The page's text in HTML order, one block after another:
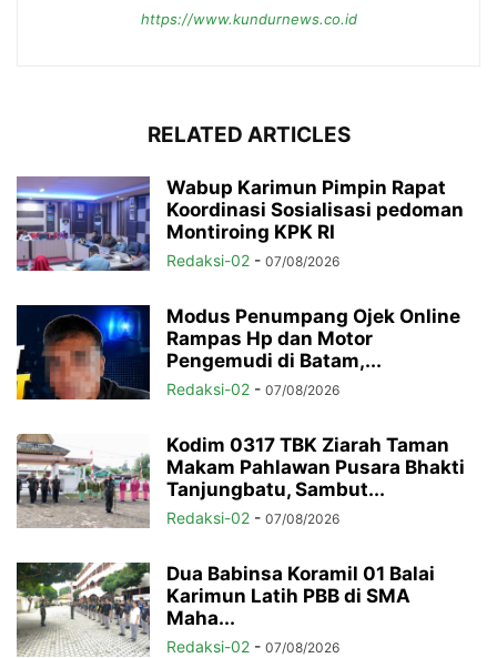
https://www.kundurnews.co.id
RELATED ARTICLES
Wabup Karimun Pimpin Rapat
Koordinasi Sosialisasi pedoman
Montiroing KPK RI
Redaksi-02 - 07/08/2026
Modus Penumpang Ojek Online
Rampas Hp dan Motor
Pengemudi di Batam,...
Redaksi-02 - 07/08/2026
Kodim 0317 TBK Ziarah Taman
Makam Pahlawan Pusara Bhakti
Tanjungbatu, Sambut...
Redaksi-02 - 07/08/2026
Dua Babinsa Koramil 01 Balai
Karimun Latih PBB di SMA
Maha...
Redaksi-02 - 07/08/2026